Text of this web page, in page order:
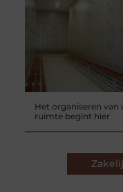
Het organiseren van
ruimte begint hier